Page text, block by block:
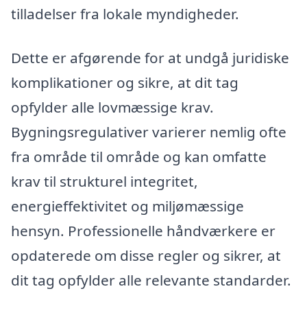
tilladelser fra lokale myndigheder.
Dette er afgørende for at undgå juridiske
komplikationer og sikre, at dit tag
opfylder alle lovmæssige krav.
Bygningsregulativer varierer nemlig ofte
fra område til område og kan omfatte
krav til strukturel integritet,
energieffektivitet og miljømæssige
hensyn. Professionelle håndværkere er
opdaterede om disse regler og sikrer, at
dit tag opfylder alle relevante standarder.